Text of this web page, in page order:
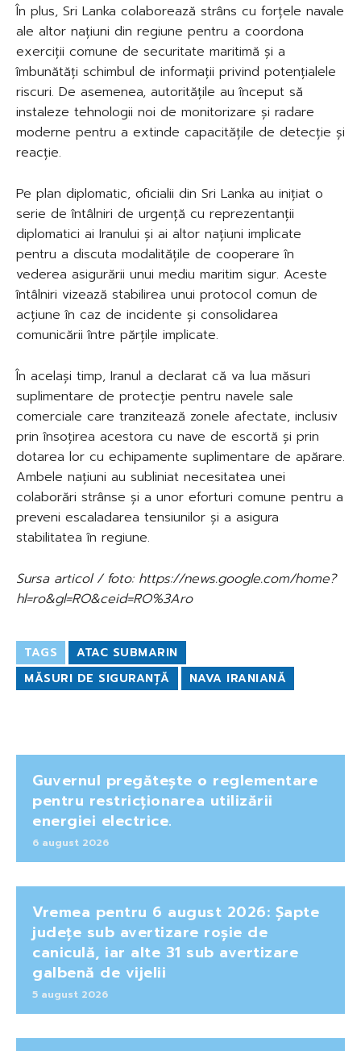
În plus, Sri Lanka colaborează strâns cu forțele navale
ale altor națiuni din regiune pentru a coordona
exerciții comune de securitate maritimă și a
îmbunătăți schimbul de informații privind potențialele
riscuri. De asemenea, autoritățile au început să
instaleze tehnologii noi de monitorizare și radare
moderne pentru a extinde capacitățile de detecție și
reacție.
Pe plan diplomatic, oficialii din Sri Lanka au inițiat o
serie de întâlniri de urgență cu reprezentanții
diplomatici ai Iranului și ai altor națiuni implicate
pentru a discuta modalitățile de cooperare în
vederea asigurării unui mediu maritim sigur. Aceste
întâlniri vizează stabilirea unui protocol comun de
acțiune în caz de incidente și consolidarea
comunicării între părțile implicate.
În același timp, Iranul a declarat că va lua măsuri
suplimentare de protecție pentru navele sale
comerciale care tranzitează zonele afectate, inclusiv
prin însoțirea acestora cu nave de escortă și prin
dotarea lor cu echipamente suplimentare de apărare.
Ambele națiuni au subliniat necesitatea unei
colaborări strânse și a unor eforturi comune pentru a
preveni escaladarea tensiunilor și a asigura
stabilitatea în regiune.
Sursa articol / foto: https://news.google.com/home?
hl=ro&gl=RO&ceid=RO%3Aro
TAGS
ATAC SUBMARIN
MĂSURI DE SIGURANȚĂ
NAVA IRANIANĂ
Guvernul pregătește o reglementare
pentru restricționarea utilizării
energiei electrice.
6 august 2026
Vremea pentru 6 august 2026: Șapte
județe sub avertizare roșie de
caniculă, iar alte 31 sub avertizare
galbenă de vijelii
5 august 2026